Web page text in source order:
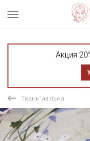
Акция
Ткани из льна